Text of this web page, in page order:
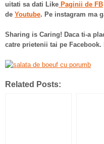
uitati sa dati Like Paginii de FB
de Youtube. Pe instagram ma
Sharing is Caring! Daca ti-a
catre prietenii tai pe Facebook.
Related Posts: